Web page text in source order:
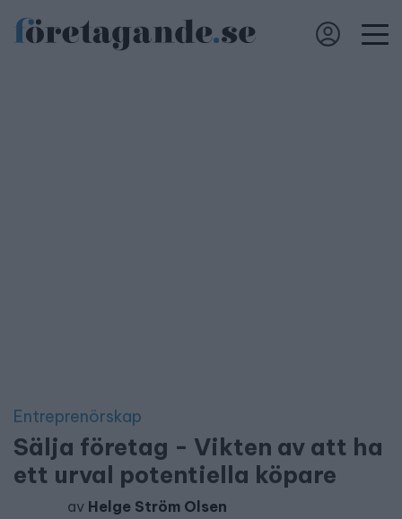
Entreprenörskap
Sälja företag - Vikten av att ha
ett urval potentiella köpare
av Helge Ström Olsen